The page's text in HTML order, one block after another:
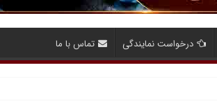
درخواست نمایندگی تماس با ما